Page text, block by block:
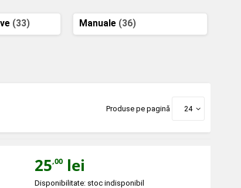
(33) Manuale (36)
Produse pe pagină 24
25,00 lei
Disponibilitate: stoc indisponibil